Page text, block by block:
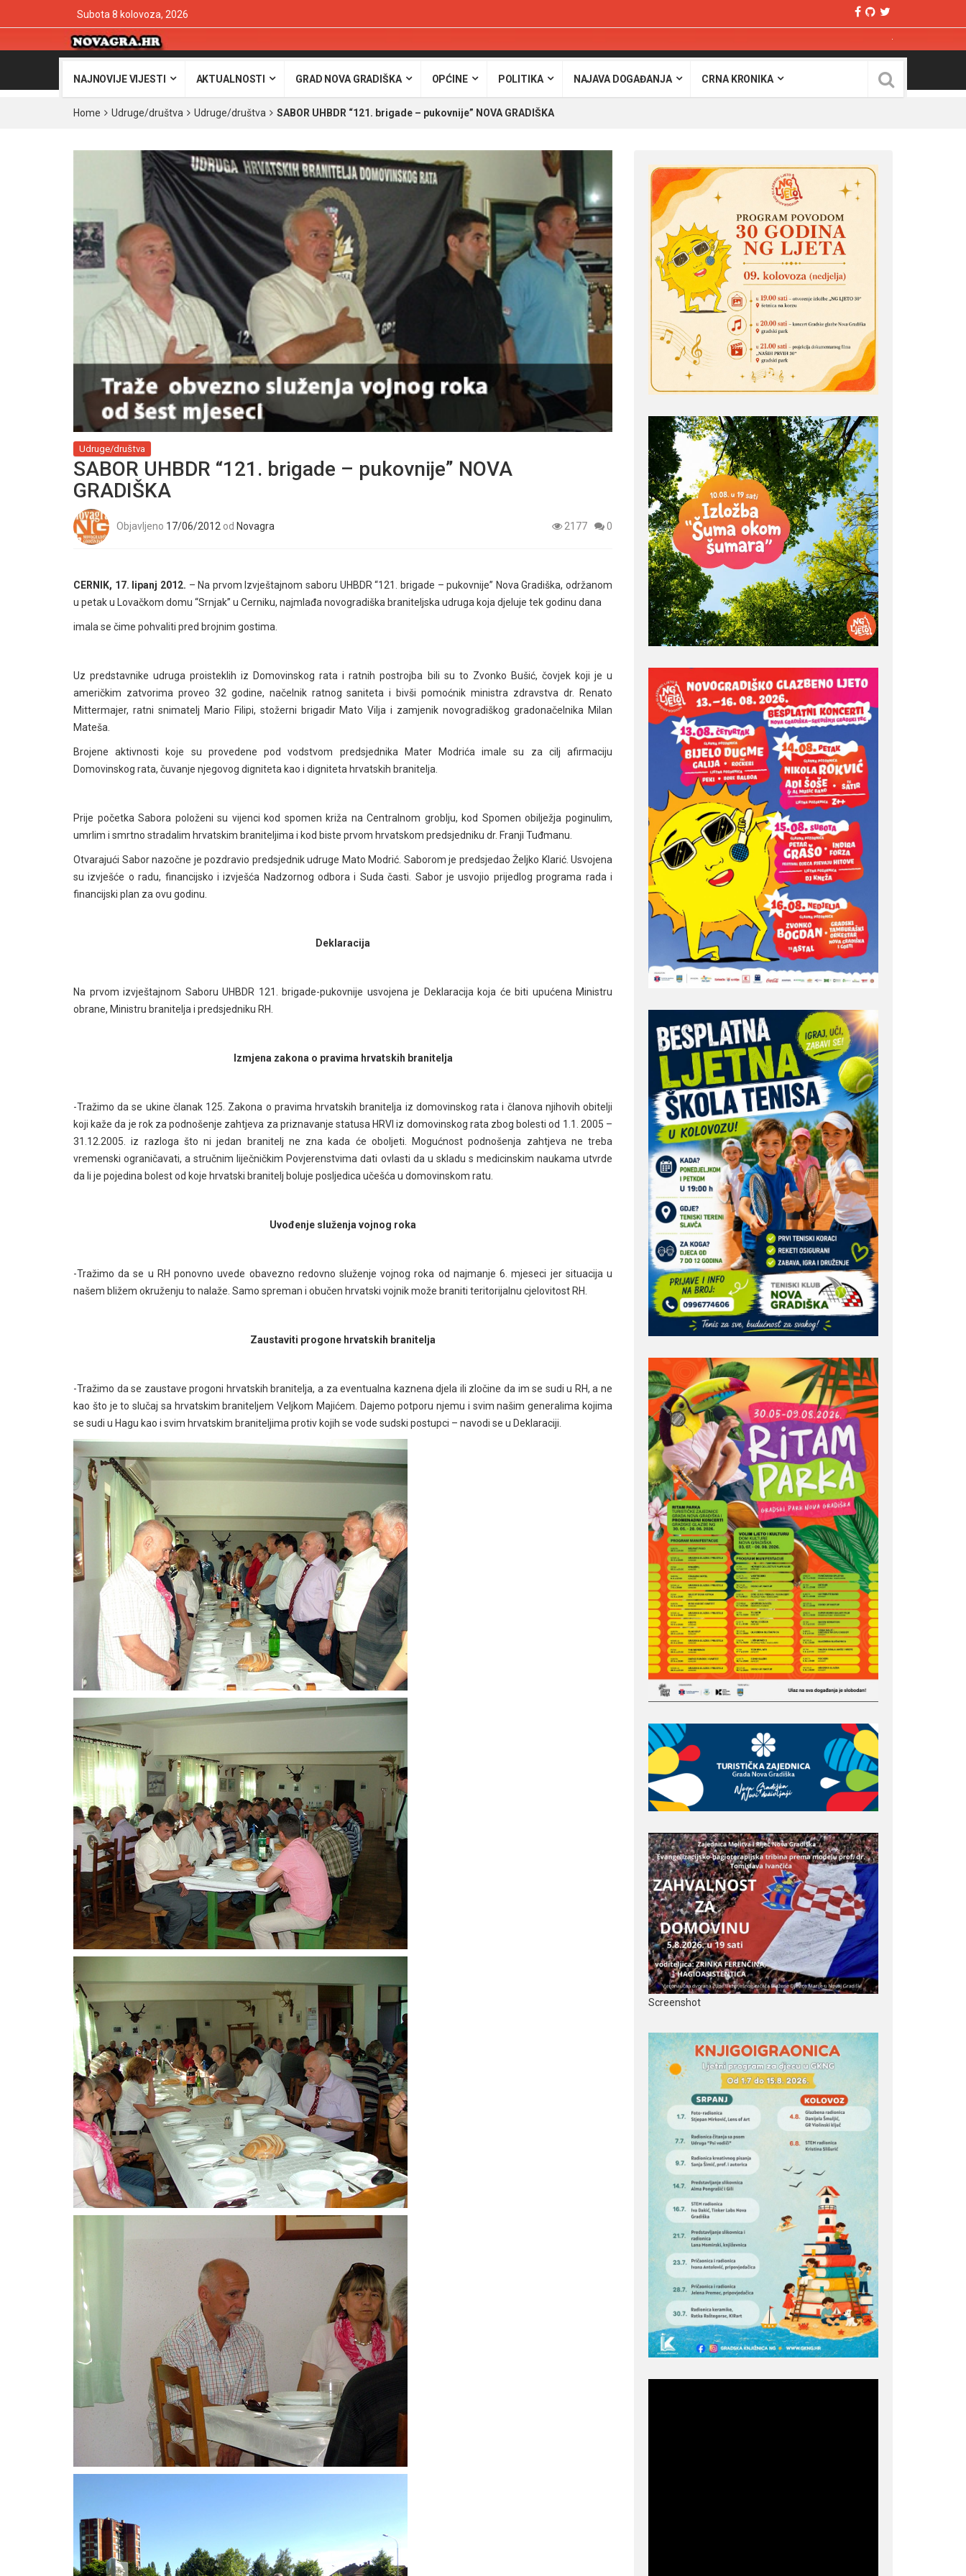
Subota 8 kolovoza, 2026
NAJNOVIJE VIJESTI AKTUALNOSTI GRAD NOVA GRADIŠKA OPĆINE POLITIKA NAJAVA DOGAĐANJA CRNA KRONIKA
Home Udruge/društva Udruge/društva SABOR UHBDR “121. brigade – pukovnije” NOVA GRADIŠKA
Udruge/društva
SABOR UHBDR “121. brigade – pukovnije” NOVA
GRADIŠKA
Objavljeno 17/06/2012 od Novagra 2177 0
CERNIK, 17. lipanj 2012. – Na prvom Izvještajnom saboru UHBDR “121. brigade – pukovnije” Nova Gradiška, održanom
u petak u Lovačkom domu “Srnjak” u Cerniku, najmlađa novogradiška braniteljska udruga koja djeluje tek godinu dana
imala se čime pohvaliti pred brojnim gostima.
Uz predstavnike udruga proisteklih iz Domovinskog rata i ratnih postrojba bili su to Zvonko Bušić, čovjek koji je u
američkim zatvorima proveo 32 godine, načelnik ratnog saniteta i bivši pomoćnik ministra zdravstva dr. Renato
Mittermajer, ratni snimatelj Mario Filipi, stožerni brigadir Mato Vilja i zamjenik novogradiškog gradonačelnika Milan
Mateša.
Brojene aktivnosti koje su provedene pod vodstvom predsjednika Mater Modrića imale su za cilj afirmaciju
Domovinskog rata, čuvanje njegovog digniteta kao i digniteta hrvatskih branitelja.
Prije početka Sabora položeni su vijenci kod spomen križa na Centralnom groblju, kod Spomen obilježja poginulim,
umrlim i smrtno stradalim hrvatskim braniteljima i kod biste prvom hrvatskom predsjedniku dr. Franji Tuđmanu.
Otvarajući Sabor nazočne je pozdravio predsjednik udruge Mato Modrić. Saborom je predsjedao Željko Klarić. Usvojena
su izvješće o radu, financijsko i izvješća Nadzornog odbora i Suda časti. Sabor je usvojio prijedlog programa rada i
financijski plan za ovu godinu.
Deklaracija
Na prvom izvještajnom Saboru UHBDR 121. brigade-pukovnije usvojena je Deklaracija koja će biti upućena Ministru
obrane, Ministru branitelja i predsjedniku RH.
Izmjena zakona o pravima hrvatskih branitelja
-Tražimo da se ukine članak 125. Zakona o pravima hrvatskih branitelja iz domovinskog rata i članova njihovih obitelji
koji kaže da je rok za podnošenje zahtjeva za priznavanje statusa HRVI iz domovinskog rata zbog bolesti od 1.1. 2005 –
31.12.2005. iz razloga što ni jedan branitelj ne zna kada će oboljeti. Mogućnost podnošenja zahtjeva ne treba
vremenski ograničavati, a stručnim liječničkim Povjerenstvima dati ovlasti da u skladu s medicinskim naukama utvrde
da li je pojedina bolest od koje hrvatski branitelj boluje posljedica učešća u domovinskom ratu.
Uvođenje služenja vojnog roka
-Tražimo da se u RH ponovno uvede obavezno redovno služenje vojnog roka od najmanje 6. mjeseci jer situacija u
našem bližem okruženju to nalaže. Samo spreman i obučen hrvatski vojnik može braniti teritorijalnu cjelovitost RH.
Zaustaviti progone hrvatskih branitelja
-Tražimo da se zaustave progoni hrvatskih branitelja, a za eventualna kaznena djela ili zločine da im se sudi u RH, a ne
kao što je to slučaj sa hrvatskim braniteljem Veljkom Majićem. Dajemo potporu njemu i svim našim generalima kojima
se sudi u Hagu kao i svim hrvatskim braniteljima protiv kojih se vode sudski postupci – navodi se u Deklaraciji.
Screenshot